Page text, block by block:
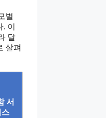
별
이
달
살펴
서
스